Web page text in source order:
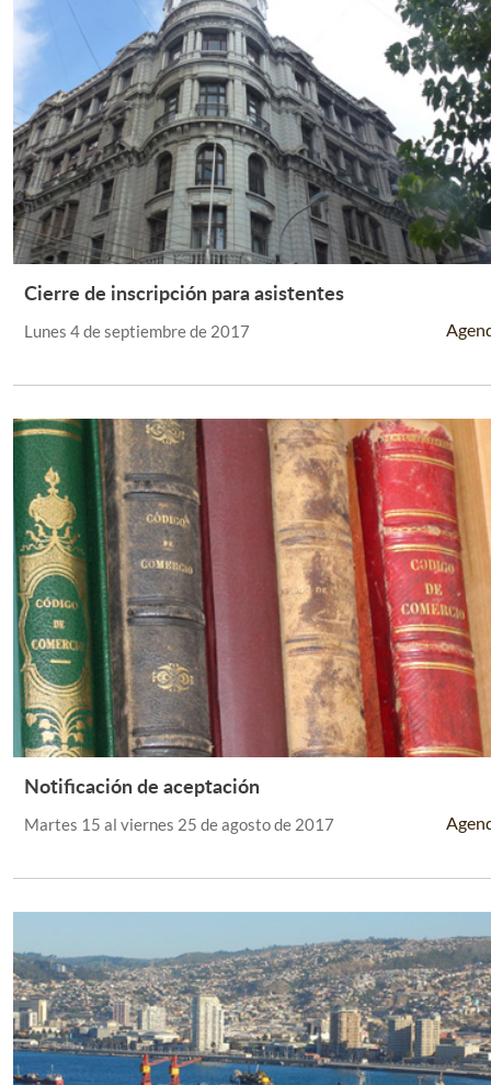
Cierre de inscripción para asistentes
Lunes 4 de septiembre de 2017
Notificación de aceptación
Martes 15 al viernes 25 de agosto de 2017